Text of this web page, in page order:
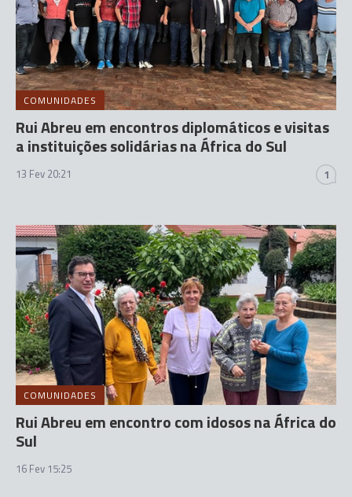
COMUNIDADES
Rui Abreu em encontros diplomáticos e visitas
a instituições solidárias na África do Sul
13 Fev 20:21 1
COMUNIDADES
Rui Abreu em encontro com idosos na África do
Sul
16 Fev 15:25